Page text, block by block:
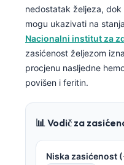
nedostatak željeza,
mogu ukazivati na
Nacionalni institut za
zasićenost željezom
procjenu nasljedne
povišen i feritin.
📊 Vodič za
Niska zasićenost